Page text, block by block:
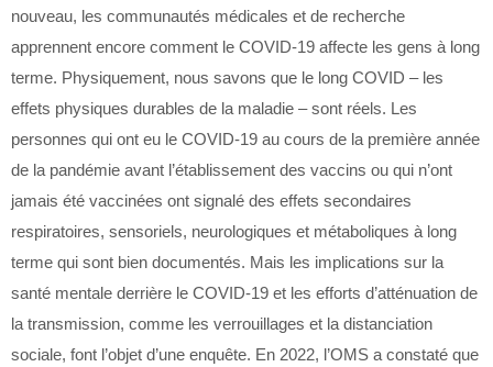
nouveau, les communautés médicales et de recherche
apprennent encore comment le COVID-19 affecte les gens à long
terme. Physiquement, nous savons que le long COVID – les
effets physiques durables de la maladie – sont réels. Les
personnes qui ont eu le COVID-19 au cours de la première année
de la pandémie avant l’établissement des vaccins ou qui n’ont
jamais été vaccinées ont signalé des effets secondaires
respiratoires, sensoriels, neurologiques et métaboliques à long
terme qui sont bien documentés. Mais les implications sur la
santé mentale derrière le COVID-19 et les efforts d’atténuation de
la transmission, comme les verrouillages et la distanciation
sociale, font l’objet d’une enquête. En 2022, l’OMS a constaté que